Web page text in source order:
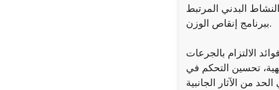
البدني المرتبط
ببرنامج إنقاص الوزن.
فوائد الالتزام بالجرعات
تحسين التحكم في
من الآثار الجانبية